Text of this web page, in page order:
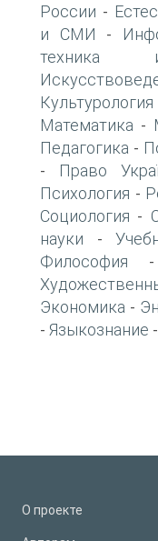
России -
и СМИ -
техника
Культурология
Математика -
Педагогика -
- Право
Психология -
Социология -
науки -
Философия
Экономика -
- Языкознание -
О проекте